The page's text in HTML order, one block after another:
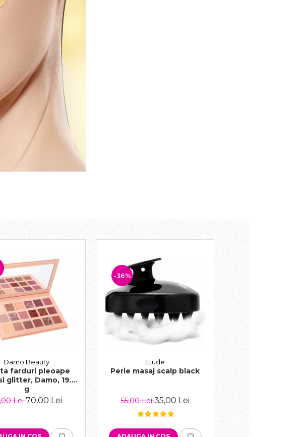
Damo Beauty
farduri pleoape
glitter, Damo, 19.7
g
Lei70,00 Lei
-36%
Etude
Perie masaj scalp black
55,00 Lei35,00 Lei